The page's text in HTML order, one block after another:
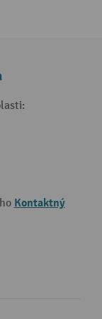
Kontaktný